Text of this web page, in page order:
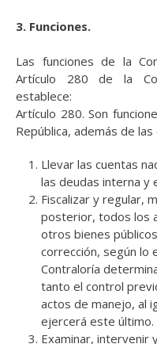
3. Funciones.
Las funciones de la
Artículo 280 de la
establece:
Artículo 280. Son
República, además de
Llevar las cuentas
las deudas interna y
Fiscalizar y regular,
posterior, todos los
otros bienes
corrección, según lo
Contraloría
tanto el control
actos de manejo, al
ejercerá este último.
Examinar, intervenir